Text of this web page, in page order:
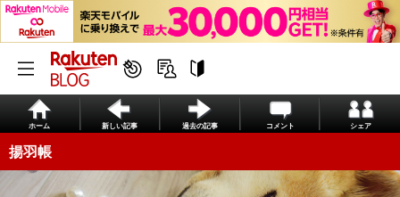
ホーム 新しい記事 過去の記事 コメント シェア
揚羽帳